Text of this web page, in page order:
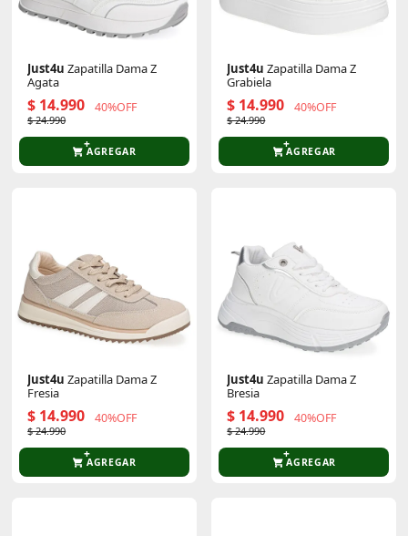
Just4u Zapatilla Dama Z
Agata
$ 14.990 40%OFF
$ 24.990
AGREGAR
Just4u Zapatilla Dama Z
Grabiela
$ 14.990 40%OFF
$ 24.990
AGREGAR
Just4u Zapatilla Dama Z
Fresia
$ 14.990 40%OFF
$ 24.990
AGREGAR
Just4u Zapatilla Dama Z
Bresia
$ 14.990 40%OFF
$ 24.990
AGREGAR